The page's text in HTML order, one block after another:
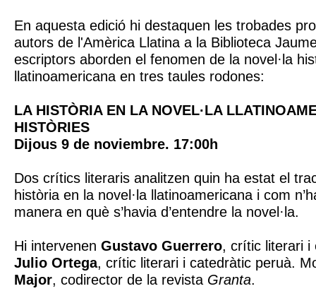
En aquesta edició hi destaquen les trobades
autors de l'Amèrica Llatina a la Biblioteca
escriptors aborden el fenomen de la novel·la
llatinoamericana en tres taules rodones:
LA HISTÒRIA EN LA NOVEL·LA
HISTÒRIES
Dijous 9 de noviembre. 17:00h
Dos crítics literaris analitzen quin ha estat el
història en la novel·la llatinoamericana i com
manera en què s’havia d’entendre la novel·la.
Hi intervenen Gustavo Guerrero, crític literari i
Julio Ortega, crític literari i catedràtic peruà.
Major, codirector de la revista Granta.